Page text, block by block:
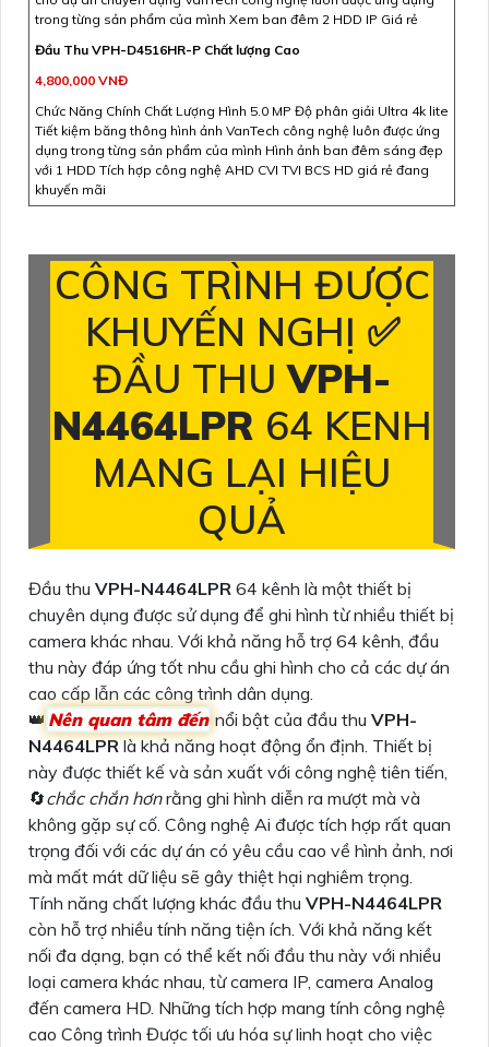
trong từng sản phẩm của mình Xem ban đêm 2 HDD IP Giá rẻ
Đầu Thu VPH-D4516HR-P Chất lượng Cao
4,800,000 VNĐ
Chức Năng Chính Chất Lượng Hình 5.0 MP Độ phân giải Ultra 4k lite
Tiết kiệm băng thông hình ảnh VanTech công nghệ luôn được ứng
dụng trong từng sản phẩm của mình Hình ảnh ban đêm sáng đẹp
với 1 HDD Tích hợp công nghệ AHD CVI TVI BCS HD giá rẻ đang
khuyến mãi
CÔNG TRÌNH ĐƯỢC
KHUYẾN NGHỊ ✅
ĐẦU THUVPH-
N4464LPR 64 KENH
MANG LẠI HIỆU
QUẢ
Đầu thu VPH-N4464LPR 64 kênh là một thiết bị
chuyên dụng được sử dụng để ghi hình từ nhiều thiết bị
camera khác nhau. Với khả năng hỗ trợ 64 kênh, đầu
thu này đáp ứng tốt nhu cầu ghi hình cho cả các dự án
cao cấp lẫn các công trình dân dụng.
👑 Nên quan tâm đến nổi bật của đầu thu VPH-
N4464LPRlà khả năng hoạt động ổn định. Thiết bị
này được thiết kế và sản xuất với công nghệ tiên tiến,
🔄chắc chắn hơnrằng ghi hình diễn ra mượt mà và
không gặp sự cố. Công nghệ Ai được tích hợp rất quan
trọng đối với các dự án có yêu cầu cao về hình ảnh, nơi
mà mất mát dữ liệu sẽ gây thiệt hại nghiêm trọng.
Tính năng chất lượng khác đầu thu VPH-N4464LPR
còn hỗ trợ nhiều tính năng tiện ích. Với khả năng kết
nối đa dạng, bạn có thể kết nối đầu thu này với nhiều
loại camera khác nhau, từ camera IP, camera Analog
đến camera HD. Những tích hợp mang tính công nghệ
cao Công trình Được tối ưu hóa sự linh hoạt cho việc